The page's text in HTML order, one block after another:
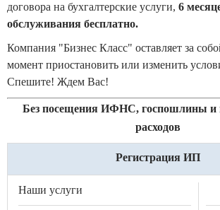
договора на бухгалтерские услуги, 6
обслуживания бесплатно.
Компания "Бизнес Класс" оставляет за
момент приостановить или изменить
Спешите! Ждем Вас!
Без посещения ИФНС, госпошлины и
расходов
Регистрация ИП